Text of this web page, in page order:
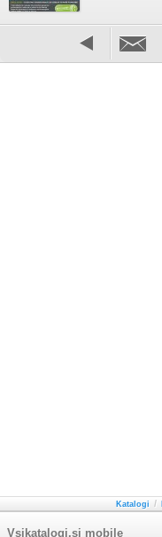
Katalogi /
Vsikatalogi.si mobile